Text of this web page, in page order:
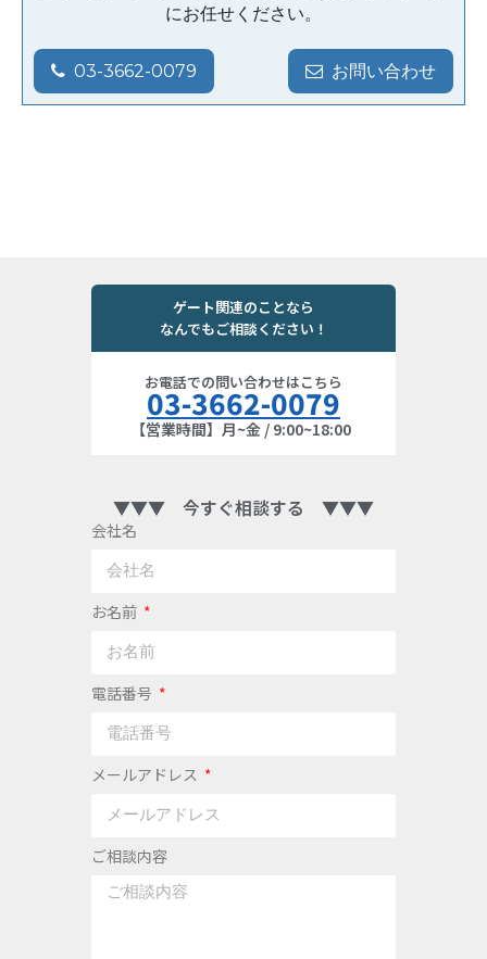
にお任せください。
03-3662-0079 お問い合わせ
ゲート関連のことなら
なんでもご相談ください！
お電話での問い合わせはこちら
03-3662-0079
【営業時間】月~金 / 9:00~18:00
▼▼▼ 今すぐ相談する ▼▼▼
会社名
お名前
電話番号
メールアドレス
ご相談内容